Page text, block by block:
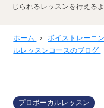
じられるレッスンを行える
ホーム › ボイストレーニ
ルレッスンコースのブログ
プロボーカルレッスン